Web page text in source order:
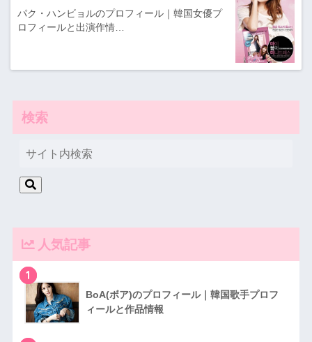
パク・ハンビョルのプロフィール｜韓国女優プ
ロフィールと出演作情…
検索
人気記事
1
BoA(ボア)のプロフィール｜韓国歌手プロフ
ィールと作品情報